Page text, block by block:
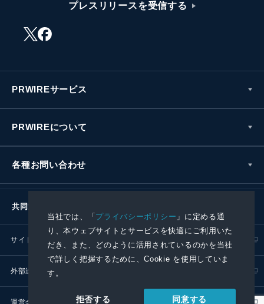
当社では、「プライバシーポリシー 」に定める通
り、本ウェブサイトとサービスを快適にご利用いた
だき、また、どのように活用されているのかを当社
で詳しく把握するために、Cookie を使用していま
す。
拒否する 同意する
プレスリリースを受信する
PRWIREサービス
PRWIREについて
各種お問い合わせ
共同通信社グループ
サイトポリシー プライバシーポリシー
外部送信ポリシー
運営会社